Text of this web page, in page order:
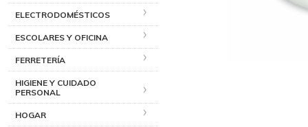
ELECTRODOMÉSTICOS
ESCOLARES Y OFICINA
FERRETERÍA
HIGIENE Y CUIDADO
PERSONAL
HOGAR